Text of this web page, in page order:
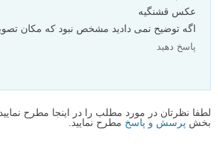
عکس قشنگیه
اگه توضیح نمی دادید مشخص نبود که مکان
پاسخ دهید
لطفا نظرتان در مورد مطلب را در اینجا مطرح
بخش پرسش و پاسخ مطرح نمایید.